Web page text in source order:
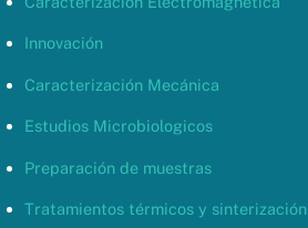
Innovación
Caracterización Mecánica
Estudios Microbiologicos
Preparación de muestras
Tratamientos térmicos y sinterización